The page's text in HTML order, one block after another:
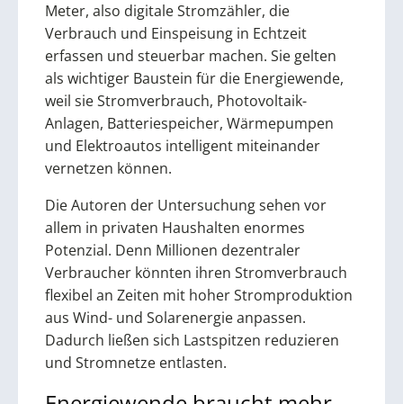
Meter, also digitale Stromzähler, die
Verbrauch und Einspeisung in Echtzeit
erfassen und steuerbar machen. Sie gelten
als wichtiger Baustein für die Energiewende,
weil sie Stromverbrauch, Photovoltaik-
Anlagen, Batteriespeicher, Wärmepumpen
und Elektroautos intelligent miteinander
vernetzen können.
Die Autoren der Untersuchung sehen vor
allem in privaten Haushalten enormes
Potenzial. Denn Millionen dezentraler
Verbraucher könnten ihren Stromverbrauch
flexibel an Zeiten mit hoher Stromproduktion
aus Wind- und Solarenergie anpassen.
Dadurch ließen sich Lastspitzen reduzieren
und Stromnetze entlasten.